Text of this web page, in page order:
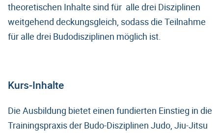
theoretischen Inhalte sind für alle drei Disziplinen
weitgehend deckungsgleich, sodass die Teilnahme
für alle drei Budodisziplinen möglich ist.
Kurs-Inhalte
Die Ausbildung bietet einen fundierten Einstieg in die
Trainingspraxis der Budo-Disziplinen Judo, Jiu-Jitsu